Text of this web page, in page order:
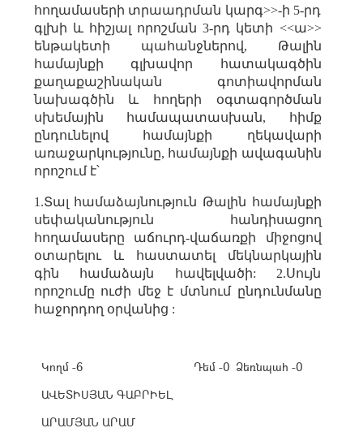
հողամասերի տրաադրման կարգ>>-ի 5-րդ
գլխի և հիշյալ որոշման 3-րդ կետի <<ա>>
ենթակետի պահանջներով, Թալին
համայնքի գլխավոր հատակագծին
քաղաքաշինական գոտիավորման
նախագծին և հողերի օգտագործման
սխեմային համապատասխան, հիմք
ընդունելով համայնքի ղեկավարի
առաջարկությունը, համայնքի ավագանին
որոշում է՝
1.Տալ համաձայնություն Թալին համայնքի
սեփականություն հանդիսացող
հողամասերը աճուրդ-վաճառքի միջոցով
օտարելու և հաստատել մեկնարկային
գին համաձայն հավելվածի: 2.Սույն
որոշումը ուժի մեջ է մտնում ընդունմանը
հաջորդող օրվանից :
Կողմ -6
ԱՎԵՏԻՍՅԱՆ ԳԱԲՐԻԵԼ
ԱՐԱՄՅԱՆ ԱՐԱՄ
Դեմ -0 Ձեռնպահ -0